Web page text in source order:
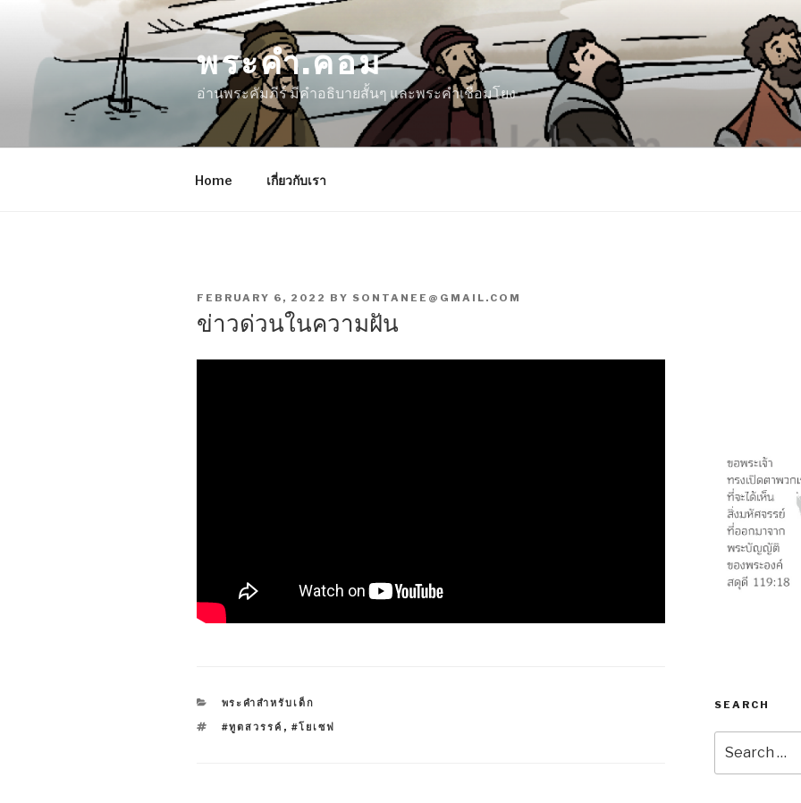
content
พระคำ.คอม
อ่านพระคัมภีร์ มีคำอธิบายสั้นๆ และพระคำเชื่อมโยง
Home เกี่ยวกับเรา
POSTED
ON
FEBRUARY 6, 2022 BY SONTANEE@GMAIL.COM
ข่าวด่วนในความฝัน
CATEGORIES
พระคำสำหรับเด็ก
TAGS
#ทูตสวรรค์ , #โยเซฟ
SEARCH
for: